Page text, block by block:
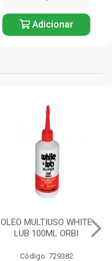
Adicionar
OLEO MULTIUSO WHITE
LUB 100ML ORBI
Código: 729382